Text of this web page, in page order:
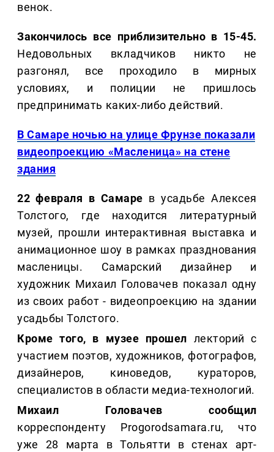
венок.
Закончилось все приблизительно в 15-45.
Недовольных вкладчиков никто не
разгонял, все проходило в мирных
условиях, и полиции не пришлось
предпринимать каких-либо действий.
В Самаре ночью на улице Фрунзе показали
видеопроекцию «Масленица» на стене
здания
22 февраля в Самаре в усадьбе Алексея
Толстого, где находится литературный
музей, прошли интерактивная выставка и
анимационное шоу в рамках празднования
масленицы. Самарский дизайнер и
художник Михаил Головачев показал одну
из своих работ - видеопроекцию на здании
усадьбы Толстого.
Кроме того, в музее прошел лекторий с
участием поэтов, художников, фотографов,
дизайнеров, киноведов, кураторов,
специалистов в области медиа-технологий.
Михаил Головачев сообщил
корреспонденту Progorodsamara.ru, что
уже 28 марта в Тольятти в стенах арт-